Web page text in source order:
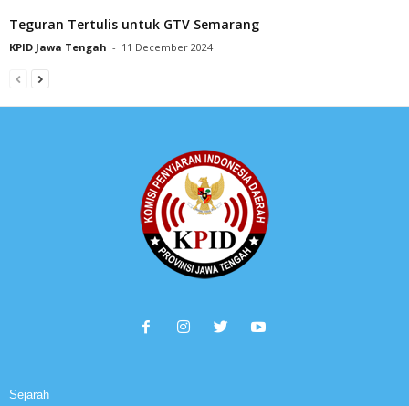
Teguran Tertulis untuk GTV Semarang
KPID Jawa Tengah - 11 December 2024
Sejarah